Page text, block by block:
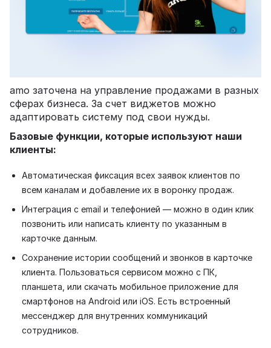
amo заточена на управление продажами в разных
сферах бизнеса. За счет виджетов можно
адаптировать систему под свои нужды.
Базовые функции, которые используют наши
клиенты:
Автоматическая фиксация всех заявок клиентов по
всем каналам и добавление их в воронку продаж.
Интеграция с email и телефонией — можно в один клик
позвонить или написать клиенту по указанным в
карточке данным.
Сохранение истории сообщений и звонков в карточке
клиента. Пользоваться сервисом можно с ПК,
планшета, или скачать мобильное приложение для
смартфонов на Android или iOS. Есть встроенный
мессенджер для внутренних коммуникаций
сотрудников.